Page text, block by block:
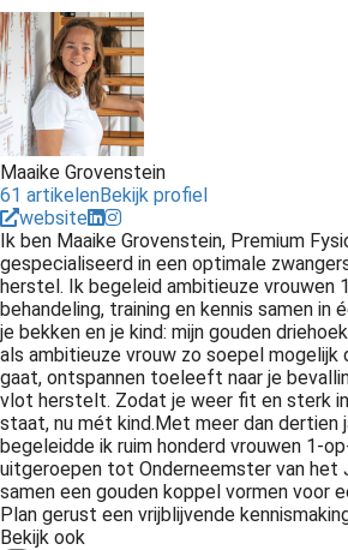
Maaike Grovenstein
61 artikelenBekijk profiel
website
Ik ben Maaike Grovenstein, Premium
gespecialiseerd in een optimale
herstel. Ik begeleid ambitieuze vrouwen
behandeling, training en kennis samen in
je bekken en je kind: mijn gouden
als ambitieuze vrouw zo soepel mogelijk
gaat, ontspannen toeleeft naar je
vlot herstelt. Zodat je weer fit en sterk
staat, nu mét kind.Met meer dan dertien
begeleidde ik ruim honderd vrouwen 1-
uitgeroepen tot Onderneemster van het
samen een gouden koppel vormen voor
Plan gerust een vrijblijvende
Bekijk ook